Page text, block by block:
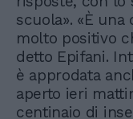
scuola». «È
molto positivo
detto Epifani.
è approdata
aperto ieri
centinaio di